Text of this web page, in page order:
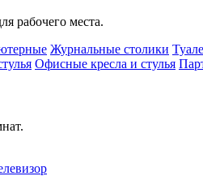
рабочего места.
Журнальные столики
Офисные кресла и стулья